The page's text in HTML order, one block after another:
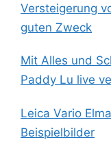
Versteigerung
guten Zweck
Mit Alles und
Paddy Lu live
Leica Vario
Beispielbilder